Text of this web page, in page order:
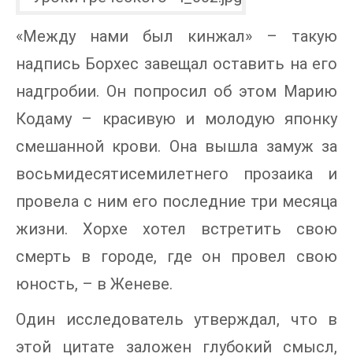
«Между нами был кинжал» – такую
надпись Борхес завещал оставить на его
надгробии. Он попросил об этом Марию
Кодаму – красивую и молодую японку
смешанной крови. Она вышла замуж за
восьмидесятисемилетнего прозаика и
провела с ним его последние три месяца
жизни. Хорхе хотел встретить свою
смерть в городе, где он провел свою
юность, – в Женеве.
Один исследователь утверждал, что в
этой цитате заложен глубокий смысл,